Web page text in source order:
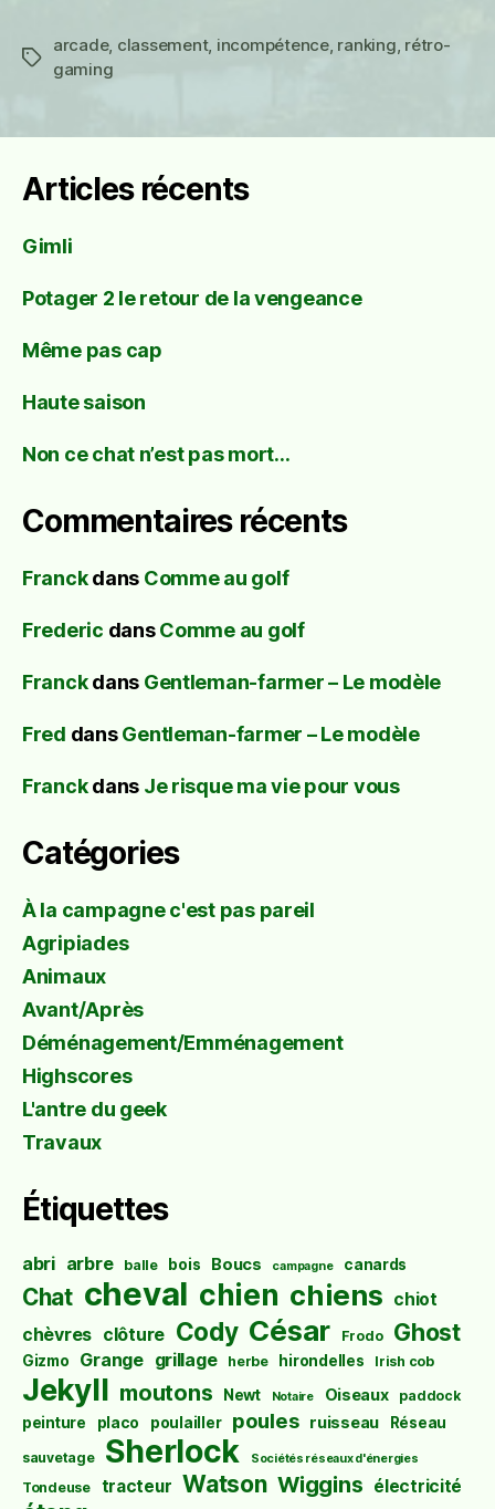
Étiquettes
arcade, classement, incompétence, ranking, rétro-
gaming
Articles récents
Gimli
Potager 2 le retour de la vengeance
Même pas cap
Haute saison
Non ce chat n’est pas mort…
Commentaires récents
Franckdans Comme au golf
Frederic dansComme au golf
Franckdans Gentleman-farmer – Le modèle
Fred dansGentleman-farmer – Le modèle
Franckdans Je risque ma vie pour vous
Catégories
À la campagne c'est pas pareil
Agripiades
Animaux
Avant/Après
Déménagement/Emménagement
Highscores
L'antre du geek
Travaux
Étiquettes
abri arbre balle bois Boucs campagne canards
Chat cheval chien chiens chiot
chèvres clôture Cody César Frodo Ghost
Gizmo Grange grillage herbe hirondelles Irish cob
Jekyll moutons Newt Notaire Oiseaux paddock
peinture placo poulailler poules ruisseau Réseau
sauvetage Sherlock Sociétés réseaux d'énergies
Tondeuse tracteur Watson Wiggins électricité